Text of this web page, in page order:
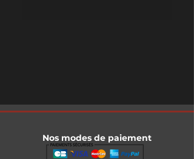
Nos modes de paiement